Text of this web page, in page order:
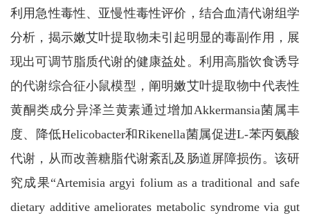
利用急性毒性、亚慢性毒性评价，结合血清代谢组学
分析，揭示嫩艾叶提取物未引起明显的毒副作用，展
现出可调节脂质代谢的健康益处。利用高脂饮食诱导
的代谢综合征小鼠模型，阐明嫩艾叶提取物中代表性
黄酮类成分异泽兰黄素通过增加Akkermansia菌属丰
度、降低Helicobacter和Rikenella菌属促进L-苯丙氨酸
代谢，从而改善糖脂代谢紊乱及肠道屏障损伤。该研
究成果“Artemisia argyi folium as a traditional and safe
dietary additive ameliorates metabolic syndrome via gut